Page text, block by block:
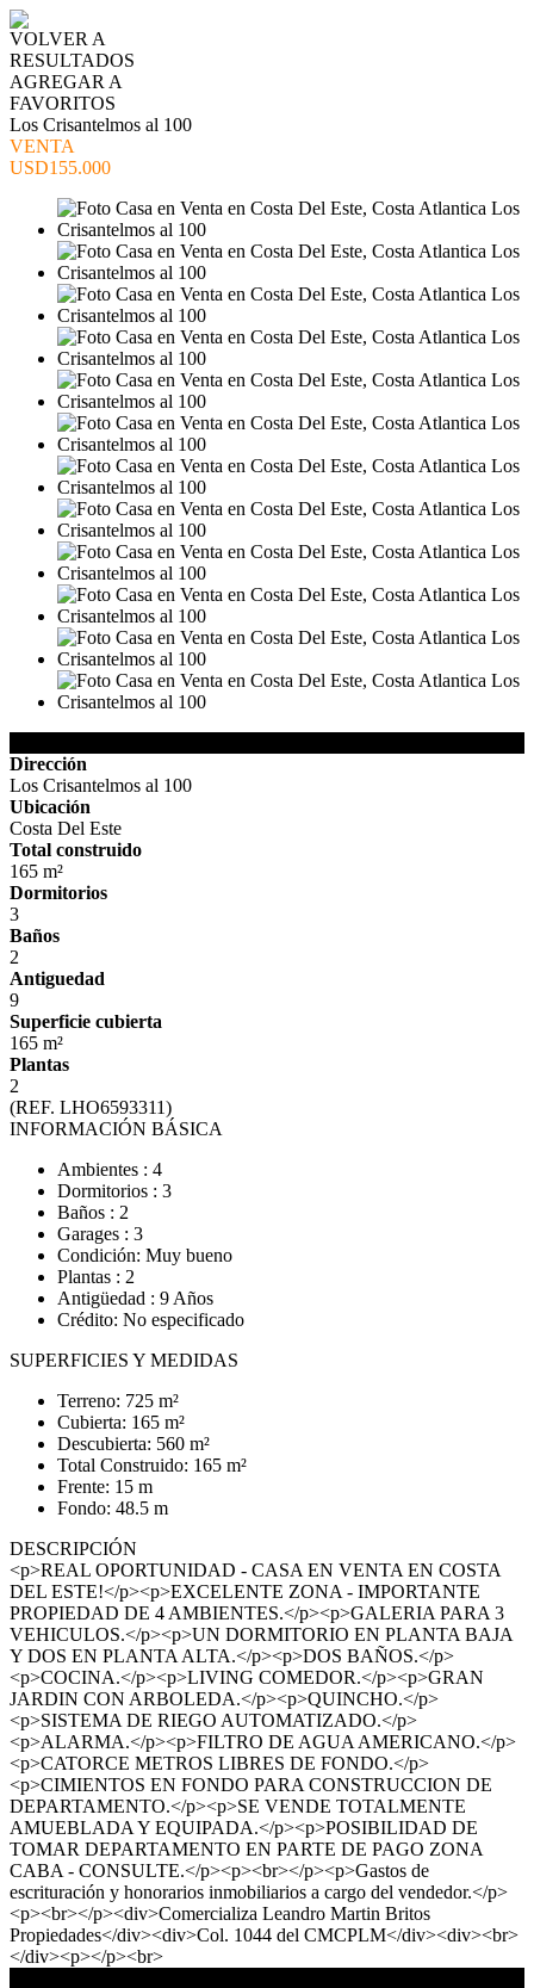
VOLVER A
RESULTADOS
AGREGAR A
FAVORITOS
Los Crisantelmos al 100
VENTA
USD155.000
Dirección
Los Crisantelmos al 100
Ubicación
Costa Del Este
Total construido
165 m²
Dormitorios
3
Baños
2
Antiguedad
9
Superficie cubierta
165 m²
Plantas
2
(REF. LHO6593311)
INFORMACIÓN BÁSICA
Ambientes : 4
Dormitorios : 3
Baños : 2
Garages : 3
Condición: Muy bueno
Plantas : 2
Antigüedad : 9 Años
Crédito: No especificado
SUPERFICIES Y MEDIDAS
Terreno: 725 m²
Cubierta: 165 m²
Descubierta: 560 m²
Total Construido: 165 m²
Frente: 15 m
Fondo: 48.5 m
DESCRIPCIÓN
<p>REAL OPORTUNIDAD - CASA EN VENTA EN COSTA
DEL ESTE!</p><p>EXCELENTE ZONA - IMPORTANTE
PROPIEDAD DE 4 AMBIENTES.</p><p>GALERIA PARA 3
VEHICULOS.</p><p>UN DORMITORIO EN PLANTA BAJA
Y DOS EN PLANTA ALTA.</p><p>DOS BAÑOS.</p>
<p>COCINA.</p><p>LIVING COMEDOR.</p><p>GRAN
JARDIN CON ARBOLEDA.</p><p>QUINCHO.</p>
<p>SISTEMA DE RIEGO AUTOMATIZADO.</p>
<p>ALARMA.</p><p>FILTRO DE AGUA AMERICANO.</p>
<p>CATORCE METROS LIBRES DE FONDO.</p>
<p>CIMIENTOS EN FONDO PARA CONSTRUCCION DE
DEPARTAMENTO.</p><p>SE VENDE TOTALMENTE
AMUEBLADA Y EQUIPADA.</p><p>POSIBILIDAD DE
TOMAR DEPARTAMENTO EN PARTE DE PAGO ZONA
CABA - CONSULTE.</p><p><br></p><p>Gastos de
escrituración y honorarios inmobiliarios a cargo del vendedor.</p>
<p><br></p><div>Comercializa Leandro Martin Britos
Propiedades</div><div>Col. 1044 del CMCPLM</div><div><br>
</div><p></p><br>